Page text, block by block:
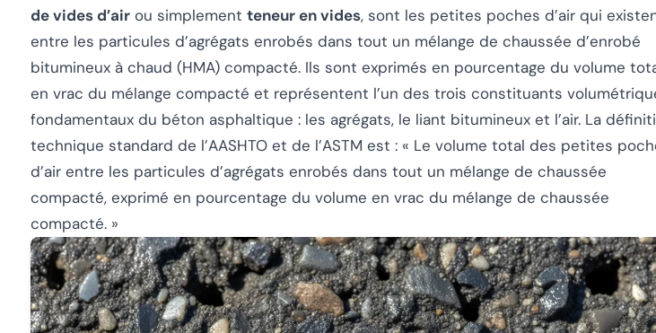
de vides d’air ou simplement teneur en vides, sont les petites poches d’air qui
entre les particules d’agrégats enrobés dans tout un mélange de chaussée d’enrobé
bitumineux à chaud (HMA) compacté. Ils sont exprimés en pourcentage du volume
en vrac du mélange compacté et représentent l’un des trois constituants
fondamentaux du béton asphaltique : les agrégats, le liant bitumineux et l’air. La
technique standard de l’AASHTO et de l’ASTM est : « Le volume total des petites
d’air entre les particules d’agrégats enrobés dans tout un mélange de chaussée
compacté, exprimé en pourcentage du volume en vrac du mélange de chaussée
compacté. »